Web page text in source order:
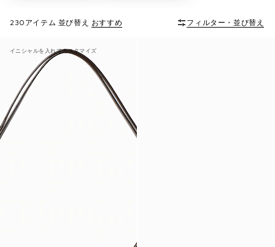
230アイテム 並び替え おすすめ フィルター・並び替え
イニシャルを入れてカスタマイズ